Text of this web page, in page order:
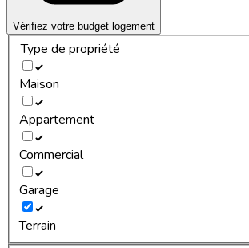
Vérifiez votre budget logement
Type de propriété
Maison
Appartement
Commercial
Garage
Terrain